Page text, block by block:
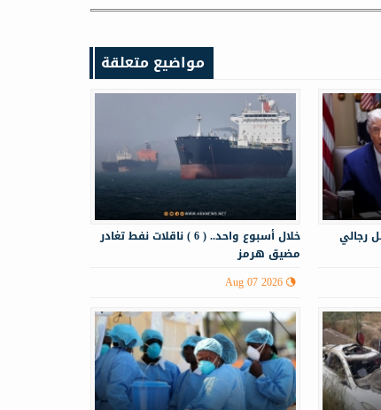
مواضيع متعلقة
خلال أسبوع واحد.. ( 6 ) ناقلات نفط تغادر
مضيق هرمز
Aug 07 2026
رجالي